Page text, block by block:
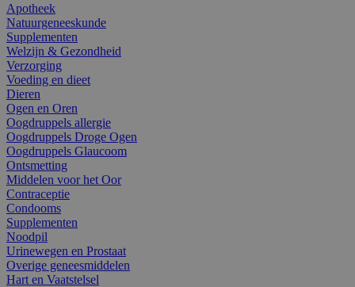
Apotheek
Natuurgeneeskunde
Supplementen
Welzijn & Gezondheid
Verzorging
Voeding en dieet
Dieren
Ogen en Oren
Oogdruppels allergie
Oogdruppels Droge Ogen
Oogdruppels Glaucoom
Ontsmetting
Middelen voor het Oor
Contraceptie
Condooms
Supplementen
Noodpil
Urinewegen en Prostaat
Overige geneesmiddelen
Hart en Vaatstelsel